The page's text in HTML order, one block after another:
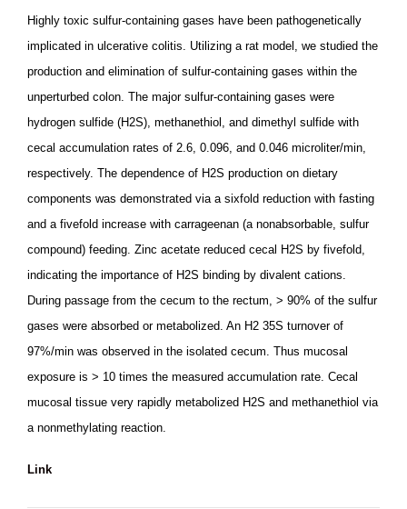
Highly toxic sulfur-containing gases have been pathogenetically
implicated in ulcerative colitis. Utilizing a rat model, we studied the
production and elimination of sulfur-containing gases within the
unperturbed colon. The major sulfur-containing gases were
hydrogen sulfide (H2S), methanethiol, and dimethyl sulfide with
cecal accumulation rates of 2.6, 0.096, and 0.046 microliter/min,
respectively. The dependence of H2S production on dietary
components was demonstrated via a sixfold reduction with fasting
and a fivefold increase with carrageenan (a nonabsorbable, sulfur
compound) feeding. Zinc acetate reduced cecal H2S by fivefold,
indicating the importance of H2S binding by divalent cations.
During passage from the cecum to the rectum, > 90% of the sulfur
gases were absorbed or metabolized. An H2 35S turnover of
97%/min was observed in the isolated cecum. Thus mucosal
exposure is > 10 times the measured accumulation rate. Cecal
mucosal tissue very rapidly metabolized H2S and methanethiol via
a nonmethylating reaction.
Link